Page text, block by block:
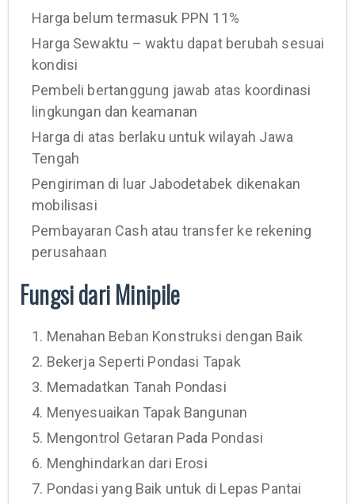
Harga belum termasuk PPN 11%
Harga Sewaktu – waktu dapat berubah sesuai
kondisi
Pembeli bertanggung jawab atas koordinasi
lingkungan dan keamanan
Harga di atas berlaku untuk wilayah Jawa
Tengah
Pengiriman di luar Jabodetabek dikenakan
mobilisasi
Pembayaran Cash atau transfer ke rekening
perusahaan
Fungsi dari Minipile
1. Menahan Beban Konstruksi dengan Baik
2. Bekerja Seperti Pondasi Tapak
3. Memadatkan Tanah Pondasi
4. Menyesuaikan Tapak Bangunan
5. Mengontrol Getaran Pada Pondasi
6. Menghindarkan dari Erosi
7. Pondasi yang Baik untuk di Lepas Pantai